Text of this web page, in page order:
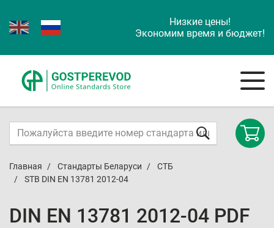
Низкие цены!
Экономим время и бюджет!
Главная Стандарты Беларуси
СТБ
STB DIN EN 13781 2012-04
DIN EN 13781 2012-04 PDF